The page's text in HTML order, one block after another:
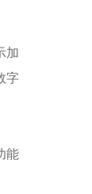
加
字
能